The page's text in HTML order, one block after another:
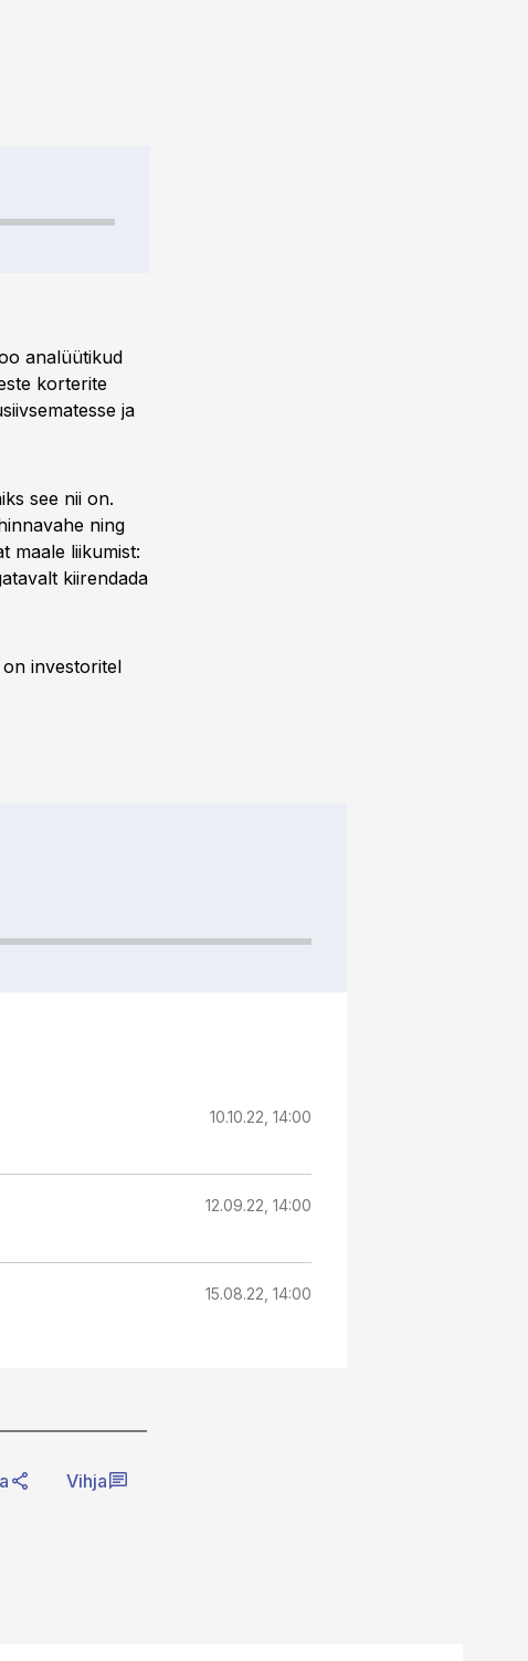
analüütikud
korterite
ja
see nii on.
ning
maale liikumist:
kiirendada
on investoritel
10.10.22, 14:00
12.09.22, 14:00
15.08.22, 14:00
Vihja